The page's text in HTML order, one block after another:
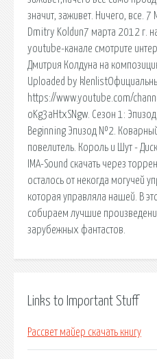
значит, заживет. Ничего, все.
Dmitry Koldun7 марта 2012 г.
youtube-канале смотрите
Дмитрия Колдуна на
Uploaded by
https://www.youtube.com/
oKg3aHtxSNgw. Сезон 1:
Beginning Эпизод №2.
повелитель. Король и Шут -
IMA-Sound скачать через
осталось от некогда могучей
которая управляла нашей. В
собираем лучшие
зарубежных фантастов.
Links to Important Stuff
Рассвет майер скачать книгу